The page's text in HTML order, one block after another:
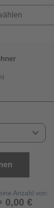
Anzahl von:
0,00 €